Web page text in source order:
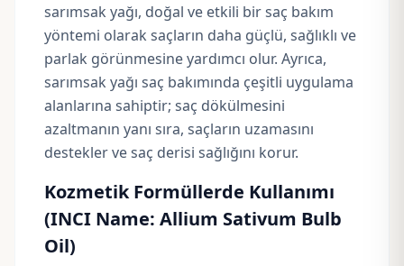
sarımsak yağı, doğal ve etkili bir saç bakım
yöntemi olarak saçların daha güçlü, sağlıklı ve
parlak görünmesine yardımcı olur. Ayrıca,
sarımsak yağı saç bakımında çeşitli uygulama
alanlarına sahiptir; saç dökülmesini
azaltmanın yanı sıra, saçların uzamasını
destekler ve saç derisi sağlığını korur.
Kozmetik Formüllerde Kullanımı
(INCI Name: Allium Sativum Bulb
Oil)